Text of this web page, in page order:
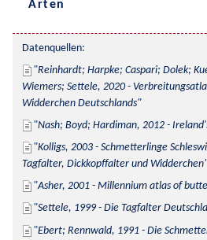
Arten
Datenquellen:
Reinhardt; Harpke; Caspari; Dolek;
Wiemers; Settele, 2020 -
Widderchen Deutschlands
Nash; Boyd; Hardiman, 2012 -
Kolligs, 2003 - Schmetterlinge
Tagfalter, Dickkopffalter und Widderchen
Asher, 2001 - Millennium atlas of
Settele, 1999 - Die Tagfalter
Ebert; Rennwald, 1991 - Die